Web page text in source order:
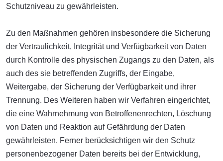
Schutzniveau zu gewährleisten.
Zu den Maßnahmen gehören insbesondere die Sicherung
der Vertraulichkeit, Integrität und Verfügbarkeit von Daten
durch Kontrolle des physischen Zugangs zu den Daten, als
auch des sie betreffenden Zugriffs, der Eingabe,
Weitergabe, der Sicherung der Verfügbarkeit und ihrer
Trennung. Des Weiteren haben wir Verfahren eingerichtet,
die eine Wahrnehmung von Betroffenenrechten, Löschung
von Daten und Reaktion auf Gefährdung der Daten
gewährleisten. Ferner berücksichtigen wir den Schutz
personenbezogener Daten bereits bei der Entwicklung,